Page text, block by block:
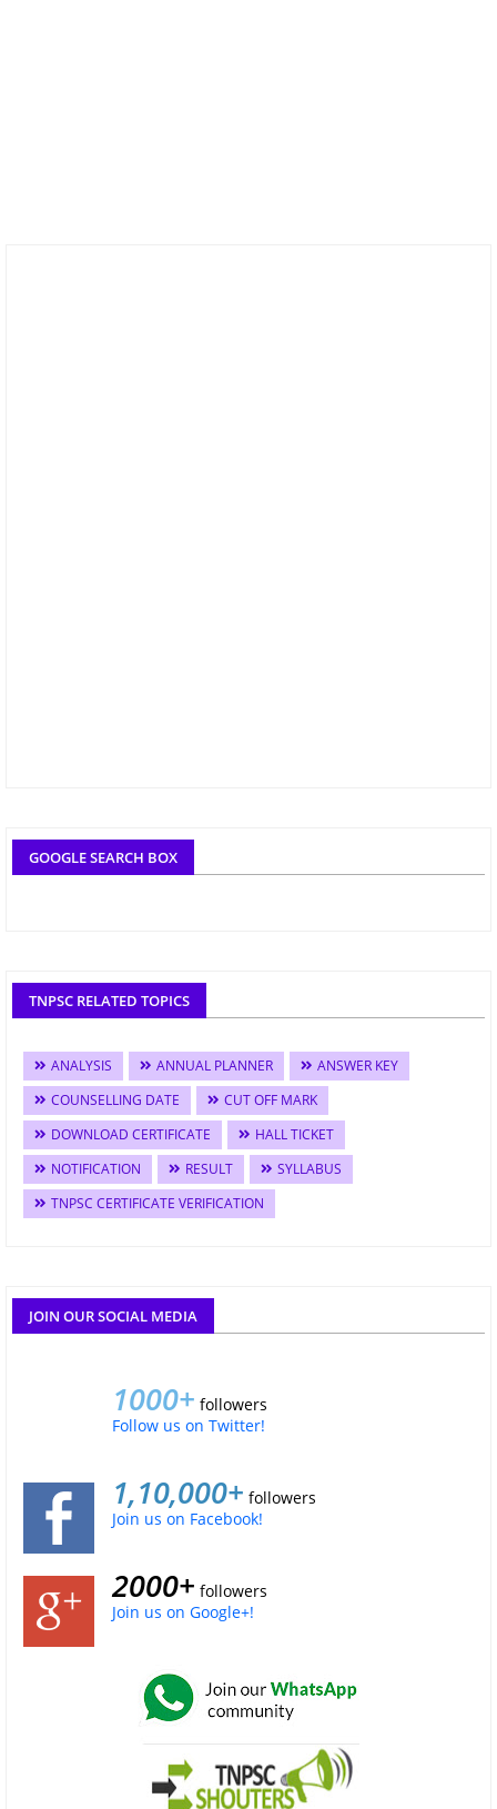
GOOGLE SEARCH BOX
TNPSC RELATED TOPICS
ANALYSIS ANNUAL PLANNER
ANSWER KEY
COUNSELLING DATE
CUT OFF MARK
DOWNLOAD CERTIFICATE
HALL TICKET
NOTIFICATION
RESULT
SYLLABUS
TNPSC CERTIFICATE VERIFICATION
JOIN OUR SOCIAL MEDIA
1000+ followers
Follow us on Twitter!
1,10,000+ followers
Join us on Facebook!
2000+ followers
Join us on Google+!